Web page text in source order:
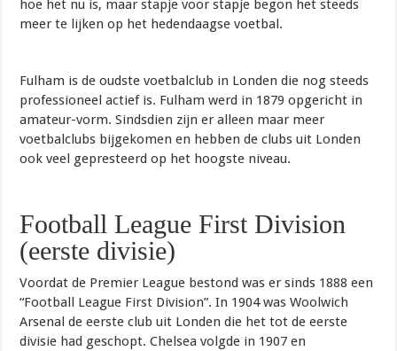
hoe het nu is, maar stapje voor stapje begon het steeds
meer te lijken op het hedendaagse voetbal.
Fulham is de oudste voetbalclub in Londen die nog steeds
professioneel actief is. Fulham werd in 1879 opgericht in
amateur-vorm. Sindsdien zijn er alleen maar meer
voetbalclubs bijgekomen en hebben de clubs uit Londen
ook veel gepresteerd op het hoogste niveau.
Football League First Division
(eerste divisie)
Voordat de Premier League bestond was er sinds 1888 een
“Football League First Division”. In 1904 was Woolwich
Arsenal de eerste club uit Londen die het tot de eerste
divisie had geschopt. Chelsea volgde in 1907 en